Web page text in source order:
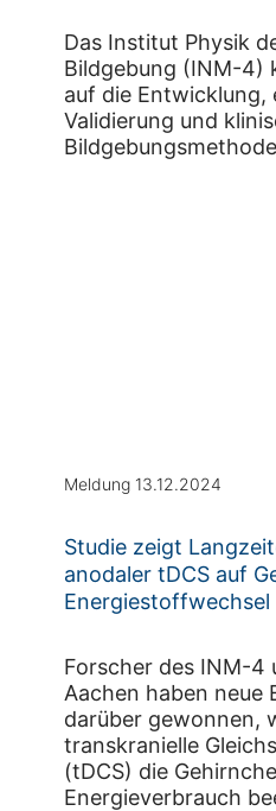
Das Institut Physik
Bildgebung (INM-4)
auf die Entwicklung,
Validierung und
Meldung 13.12.2024
Studie zeigt
anodaler tDCS auf
Energiestoffwechsel
Forscher des INM-4
Aachen haben neue
darüber gewonnen,
transkranielle
(tDCS) die
Energieverbrauch